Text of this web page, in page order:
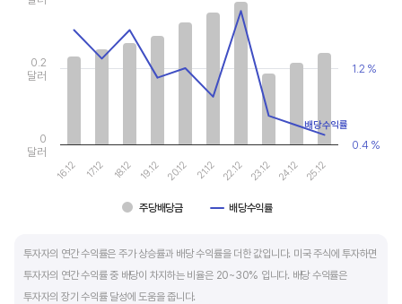
The chart has 1 X axis displaying categories.
The chart has 2 Y axes displaying values, and values.
주당배당금 배당수익률
16.12 17.12 18.12 19.12 20.12 21.12 22.12 23.12 24.12 25.12
0
달러
0.2
달러
0.4 %
1.2 %
배당수익률
투자자의 연간 수익률은 주가 상승률과 배당 수익률을 더한 값입니다. 미국 주식에 투자하면
투자자의 연간 수익률 중 배당이 차지하는 비율은 20~30% 입니다. 배당 수익률은
투자자의 장기 수익률 달성에 도움을 줍니다.